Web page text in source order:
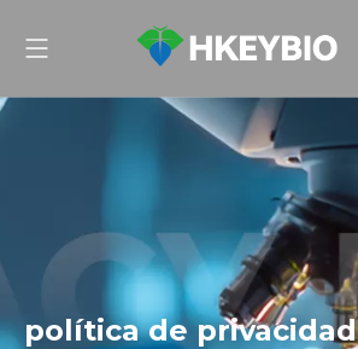
política de privacidad